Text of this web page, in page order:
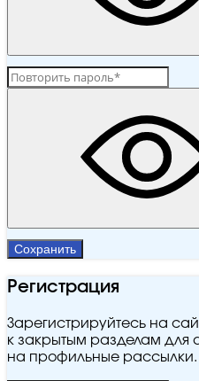
Сохранить
Регистрация
Зарегистрируйтесь на
к закрытым разделам для
на профильные рассылки.